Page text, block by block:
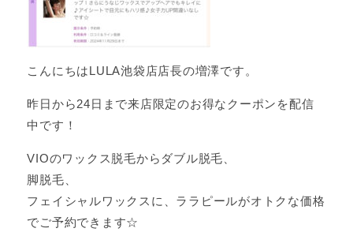
こんにちはLULA池袋店店長の増澤です。
昨日から24日まで来店限定のお得なクーポンを配信
中です！
VIOのワックス脱毛からダブル脱毛、
脚脱毛、
フェイシャルワックスに、ララピールがオトクな価格
でご予約できます☆